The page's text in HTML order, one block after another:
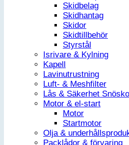
Skidbelag
Skidhantag
Skidor
Skidtillbehör
Styrstål
Isrivare & Kylning
Kapell
Lavinutrustning
Luft- & Meshfilter
Lås & Säkerhet
Motor & el-start
Motor
Startmotor
Olja &
Packlådor & förvaring